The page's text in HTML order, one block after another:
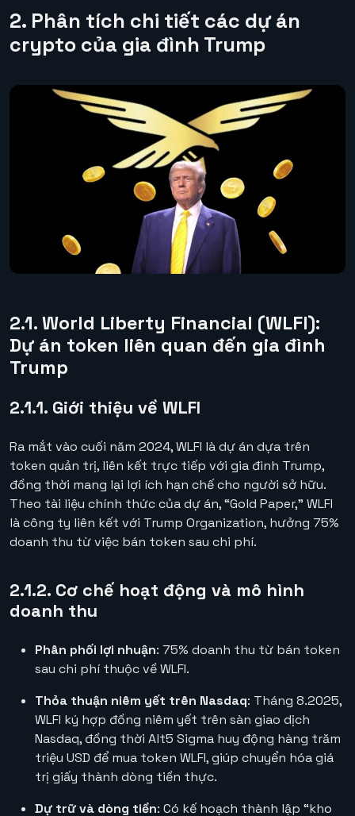
2. Phân tích chi tiết các dự án
crypto của gia đình Trump
2.1. World Liberty Financial (WLFI):
Dự án token liên quan đến gia đình
Trump
2.1.1. Giới thiệu về WLFI
Ra mắt vào cuối năm 2024, WLFI là dự án dựa trên
token quản trị, liên kết trực tiếp với gia đình Trump,
đồng thời mang lại lợi ích hạn chế cho người sở hữu.
Theo tài liệu chính thức của dự án, “Gold Paper,” WLFI
là công ty liên kết với Trump Organization, hưởng 75%
doanh thu từ việc bán token sau chi phí.
2.1.2. Cơ chế hoạt động và mô hình
doanh thu
Phân phối lợi nhuận: 75% doanh thu từ bán token
sau chi phí thuộc về WLFI.
Thỏa thuận niêm yết trên Nasdaq: Tháng 8.2025,
WLFI ký hợp đồng niêm yết trên sàn giao dịch
Nasdaq, đồng thời Alt5 Sigma huy động hàng trăm
triệu USD để mua token WLFI, giúp chuyển hóa giá
trị giấy thành dòng tiền thực.
Dự trữ và dòng tiền: Có kế hoạch thành lập “kho